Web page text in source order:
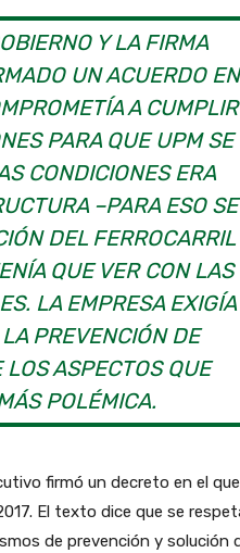
Y LA FIRMA
UN ACUERDO EN
A CUMPLIR
PARA QUE UPM SE
CONDICIONES ERA
–PARA ESO SE
DEL FERROCARRIL
QUE VER CON LAS
LA EMPRESA EXIGÍA
PREVENCIÓN DE
ASPECTOS QUE
POLÉMICA.
firmó un decreto en el
El texto dice que se
de prevención y solución